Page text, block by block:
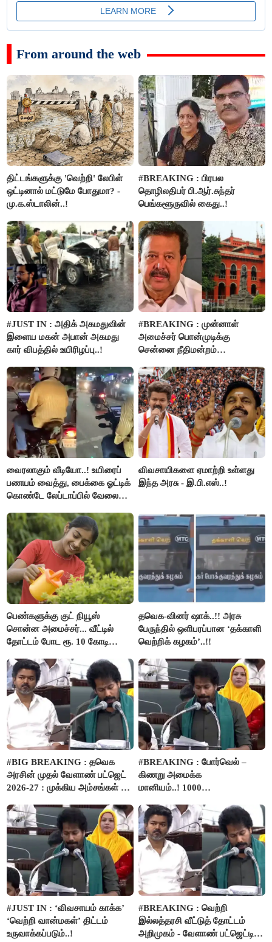
From around the web
திட்டங்களுக்கு 'வெற்றி' லேபிள்
ஒட்டினால் மட்டுமே போதுமா? -
மு.க.ஸ்டாலின்..!
#BREAKING : பிரபல
தொழிலதிபர் பி.ஆர்.சுந்தர்
பெங்களூருவில் கைது..!
#JUST IN : அதிக் அகமதுவின்
இளைய மகன் அபான் அகமது
கார் விபத்தில் உயிரிழப்பு..!
#BREAKING : முன்னாள்
அமைச்சர் பொன்முடிக்கு
சென்னை நீதிமன்றம்
வைரலாகும் வீடியோ..! உயிரைப்
பணயம் வைத்து, பைக்கை ஓட்டிக்
கொண்டே லேப்டாப்பில் வேலை
விவசாயிகளை ஏமாற்றி உள்ளது
இந்த அரசு - இ.பி.எஸ்..!
பெண்களுக்கு குட் நியூஸ்
சொன்ன அமைச்சர்... வீட்டில்
தோட்டம் போட ரூ. 10 கோடி
தவெக-வினர் ஷாக்..!! அரசு
பேருந்தில் ஒளிபரப்பான ‘தக்காளி
வெற்றிக் கழகம்’..!!
#BIG BREAKING : தவெக
அரசின் முதல் வேளாண் பட்ஜெட்
2026-27 : முக்கிய அம்சங்கள் ஓர்
#BREAKING : போர்வெல் –
கிணறு அமைக்க
மானியம்..! 1000
பம்புசெட் வழங்கப்படும்..!
#JUST IN : ‘விவசாயம் காக்க’
‘வெற்றி வான்மகள்’ திட்டம்
உருவாக்கப்படும்..!
#BREAKING : வெற்றி
இல்லத்தரசி வீட்டுத் தோட்டம்
அறிமுகம் - வேளாண் பட்ஜெட்டில்